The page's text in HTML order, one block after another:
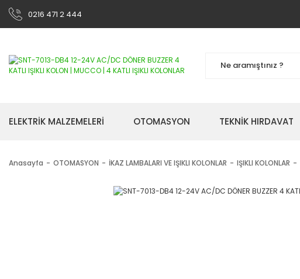
0216 471 2 444
ELEKTRİK MALZEMELERİ OTOMASYON TEKNİK HIRDAVAT
Anasayfa OTOMASYON İKAZ LAMBALARI VE IŞIKLI KOLONLAR IŞIKLI KOLONLAR